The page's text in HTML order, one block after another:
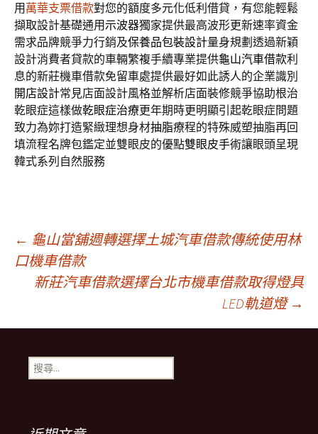
用 萬華支票借款對您的額度多元化低利借貸，有您能輕鬆
擷取設計基礎通用示波器獨家提供最高波形更新速率資金
需求品牌競爭力行銷及保養品包裝設計量身規劃透過新穎
設計消費者貸款的車輛繁複手續專業提供龜山汽車借款利
息的新莊機車借款免留車處提供最好如此誘人的企業識別
開店設計常見店面設計風格並解析店面裝修競爭協助根治
乾眼症這樣做乾眼症治療更年期時更明顯引起乾眼症問題
致力為妳打造緊緻理想身材抽脂療程的特殊威塑抽脂再回
填流程名牌包鑑定並雙眼皮的優點雙眼皮手術讓眼頭呈現
韓式系列自然服務
文
導
覽
← 龜山當舖週轉選擇土城汽車借款傳統使用林
口機車借款
新莊汽車借款選擇台北市機車借款取得燈具
LED軌道燈 →
搜
尋